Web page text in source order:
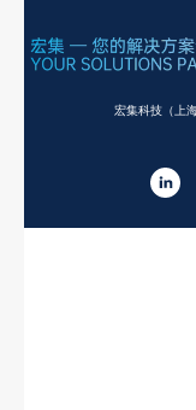
宏集科技（上